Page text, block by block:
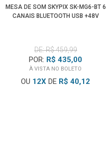
MESA DE SOM SKYPIX SK-MG6-BT 6
CANAIS BLUETOOTH USB +48V
DE: R$ 459,99
POR: R$ 435,00
À VISTA NO BOLETO
OU 12X DE R$ 40,12